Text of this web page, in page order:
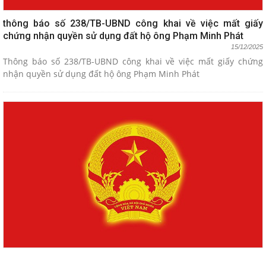
thông báo số 238/TB-UBND công khai về việc mất giấy
chứng nhận quyền sử dụng đất hộ ông Phạm Minh Phát
15/12/2025
Thông báo số 238/TB-UBND công khai về việc mất giấy chứng
nhận quyền sử dụng đất hộ ông Phạm Minh Phát